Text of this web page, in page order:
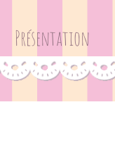
Présentation